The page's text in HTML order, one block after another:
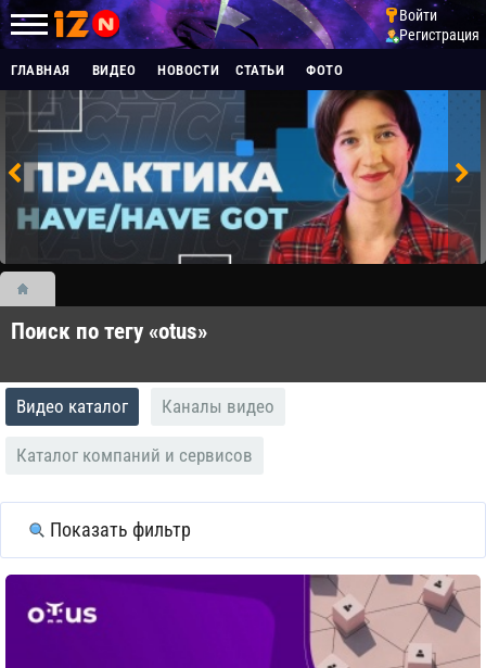
Войти
Регистрация
ГЛАВНАЯ ВИДЕО НОВОСТИ СТАТЬИ ФОТО
Поиск по тегу «otus»
Видео каталог Каналы видео
Каталог компаний и сервисов
Показать фильтр